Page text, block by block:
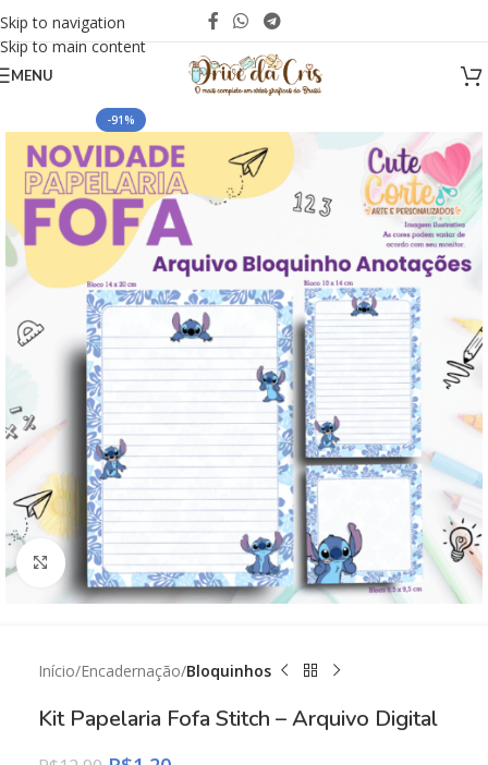
Skip to navigation
Skip to main content
MENU
-91%
Click to enlarge
Início Encadernação Bloquinhos
Kit Papelaria Fofa Stitch – Arquivo Digital